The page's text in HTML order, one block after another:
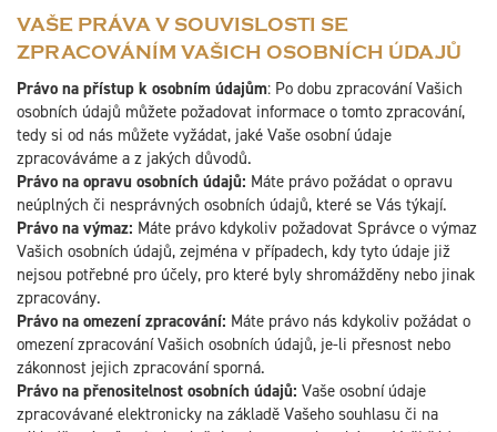
VAŠE PRÁVA V SOUVISLOSTI SE
ZPRACOVÁNÍM VAŠICH OSOBNÍCH ÚDAJŮ
Právo na přístup k osobním údajům: Po dobu zpracování Vašich
osobních údajů můžete požadovat informace o tomto zpracování,
tedy si od nás můžete vyžádat, jaké Vaše osobní údaje
zpracováváme a z jakých důvodů.
Právo na opravu osobních údajů: Máte právo požádat o opravu
neúplných či nesprávných osobních údajů, které se Vás týkají.
Právo na výmaz: Máte právo kdykoliv požadovat Správce o výmaz
Vašich osobních údajů, zejména v případech, kdy tyto údaje již
nejsou potřebné pro účely, pro které byly shromážděny nebo jinak
zpracovány.
Právo na omezení zpracování: Máte právo nás kdykoliv požádat o
omezení zpracování Vašich osobních údajů, je-li přesnost nebo
zákonnost jejich zpracování sporná.
Právo na přenositelnost osobních údajů: Vaše osobní údaje
zpracovávané elektronicky na základě Vašeho souhlasu či na